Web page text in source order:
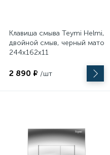
Клавиша смыва Teymi Helmi,
двойной смыв, черный
244х162х11
2 890 ₽ /шт